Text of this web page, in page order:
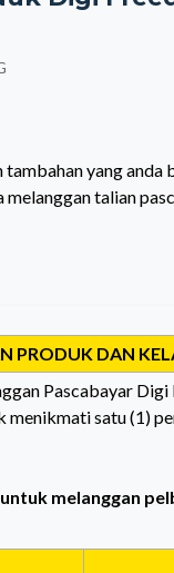
yang
talian
PRODUK DAN
Pascabayar Digi
menikmati satu (1)
melanggan